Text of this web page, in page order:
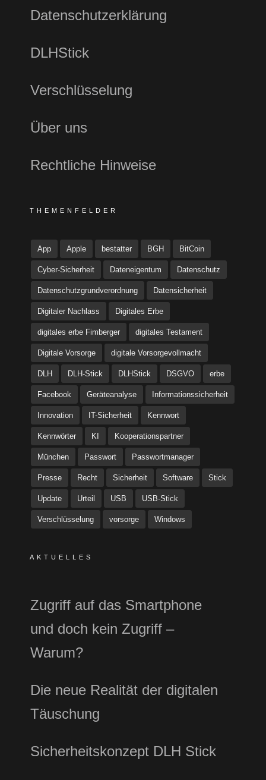
Datenschutzerklärung
DLHStick
Verschlüsselung
Über uns
Rechtliche Hinweise
THEMENFELDER
App Apple bestatter BGH BitCoin
Cyber-Sicherheit Dateneigentum Datenschutz
Datenschutzgrundverordnung Datensicherheit
Digitaler Nachlass Digitales Erbe
digitales erbe Fimberger digitales Testament
Digitale Vorsorge digitale Vorsorgevollmacht
DLH DLH-Stick DLHStick DSGVO erbe
Facebook Geräteanalyse Informationssicherheit
Innovation IT-Sicherheit Kennwort
Kennwörter KI Kooperationspartner
München Passwort Passwortmanager
Presse Recht Sicherheit Software Stick
Update Urteil USB USB-Stick
Verschlüsselung vorsorge Windows
AKTUELLES
Zugriff auf das Smartphone
und doch kein Zugriff –
Warum?
Die neue Realität der digitalen
Täuschung
Sicherheitskonzept DLH Stick